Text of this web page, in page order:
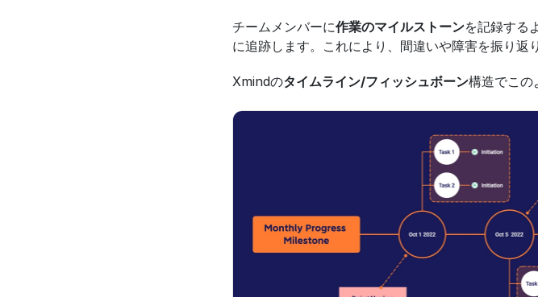
チームメンバーに作業のマイルストーンを記録する
に追跡します。これにより、間違いや障害を振り返
Xmindのタイムライン/フィッシュボーン構造でこの